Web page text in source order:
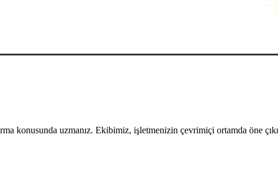
konusunda uzmanız. Ekibimiz, işletmenizin çevrimiçi ortamda öne